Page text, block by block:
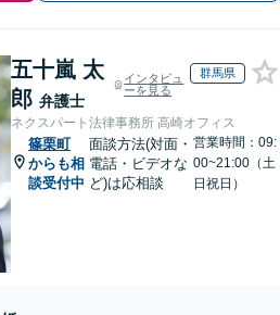
五十嵐 太
郎 弁護士
インタビュ
ーを見る
群馬県
ネクスパート法律事務所 高崎オフィス
篠栗町
からも相
談受付中
面談方法(対面・
電話・ビデオな
ど)は応相談
営業時間：09:
00~21:00（土
日祝日）